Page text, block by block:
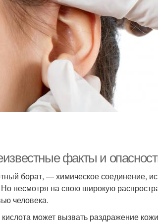
факты и
борат, — химическое соединение,
несмотря на свою широкую
человека.
может вызвать раздражение